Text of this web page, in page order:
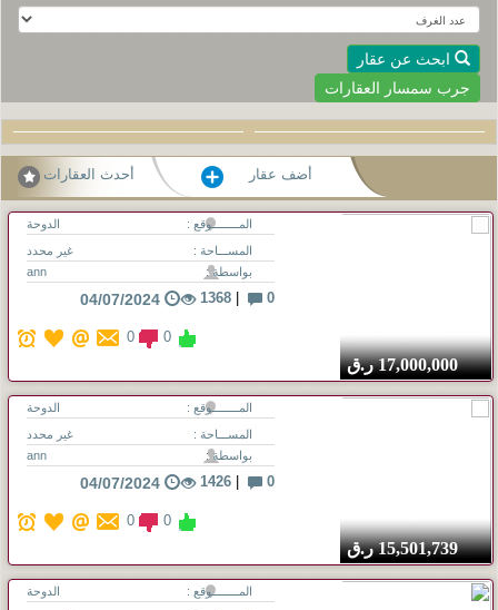
ابحث عن عقار
جرب سمسار العقارات
أحدث العقارات أضف عقار
17,000,000ر.ق
المــــــــوقع : الدوحة
04/07/2024
0
0
المســـاحة :
غير محدد
بواسطة :
ann
0
|
1368
15,501,739ر.ق
المــــــــوقع : الدوحة
04/07/2024
0
0
المســـاحة :
غير محدد
بواسطة :
ann
0
|
1426
المــــــــوقع : الدوحة